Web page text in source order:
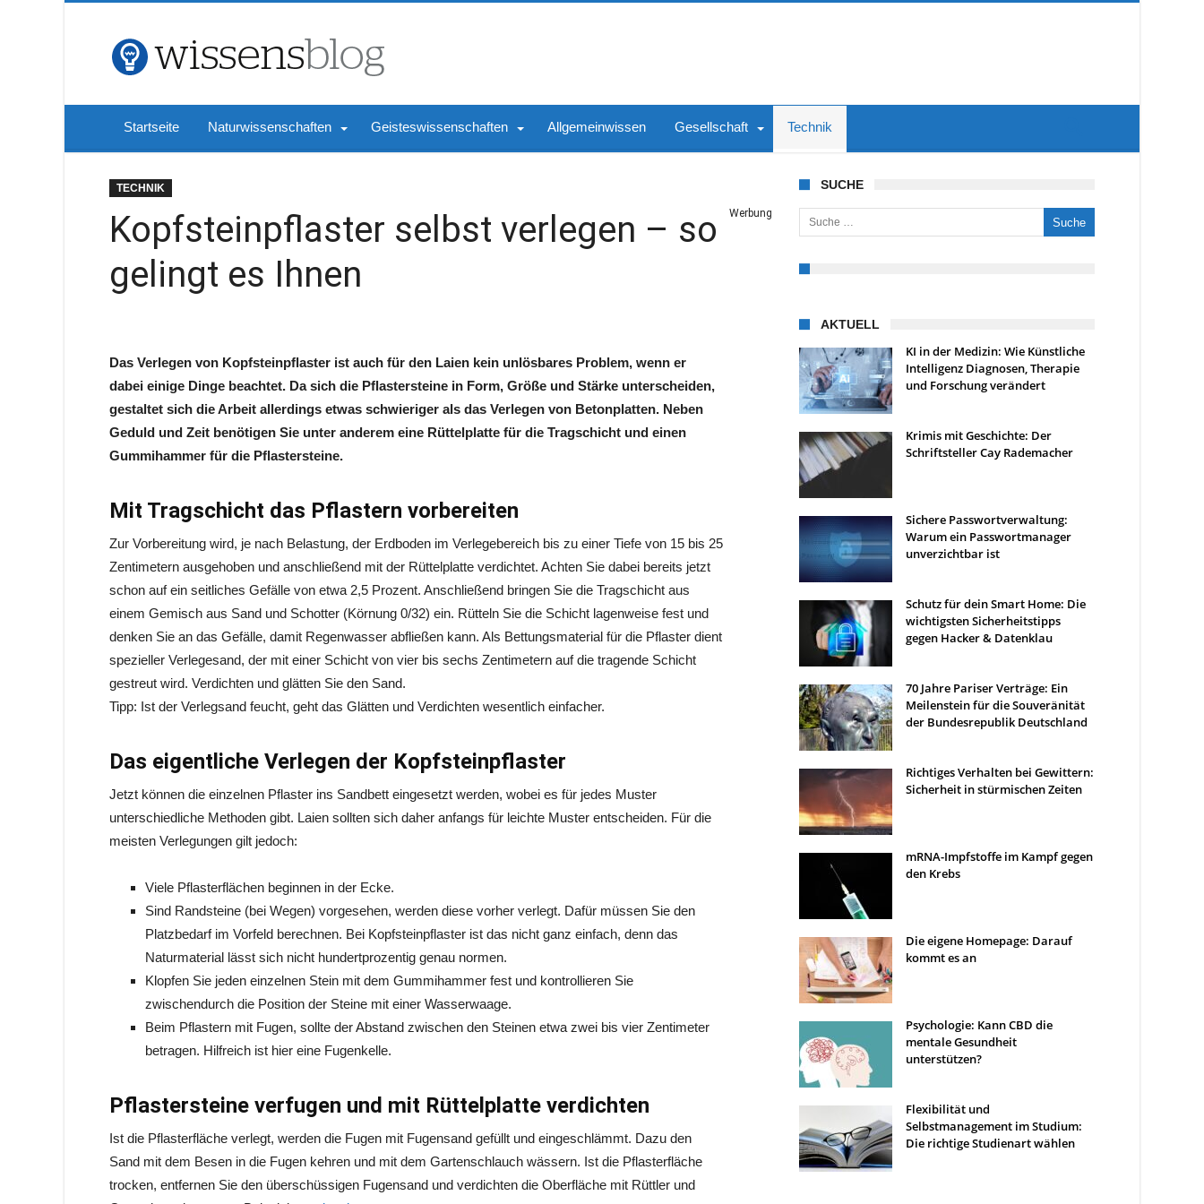
Startseite Naturwissenschaften Geisteswissenschaften Allgemeinwissen Gesellschaft Technik
TECHNIK
Kopfsteinpflaster selbst verlegen – so
gelingt es Ihnen
Werbung
Das Verlegen von Kopfsteinpflaster ist auch für den Laien kein unlösbares Problem, wenn er
dabei einige Dinge beachtet. Da sich die Pflastersteine in Form, Größe und Stärke unterscheiden,
gestaltet sich die Arbeit allerdings etwas schwieriger als das Verlegen von Betonplatten. Neben
Geduld und Zeit benötigen Sie unter anderem eine Rüttelplatte für die Tragschicht und einen
Gummihammer für die Pflastersteine.
Mit Tragschicht das Pflastern vorbereiten
Zur Vorbereitung wird, je nach Belastung, der Erdboden im Verlegebereich bis zu einer Tiefe von 15 bis 25
Zentimetern ausgehoben und anschließend mit der Rüttelplatte verdichtet. Achten Sie dabei bereits jetzt
schon auf ein seitliches Gefälle von etwa 2,5 Prozent. Anschließend bringen Sie die Tragschicht aus
einem Gemisch aus Sand und Schotter (Körnung 0/32) ein. Rütteln Sie die Schicht lagenweise fest und
denken Sie an das Gefälle, damit Regenwasser abfließen kann. Als Bettungsmaterial für die Pflaster dient
spezieller Verlegesand, der mit einer Schicht von vier bis sechs Zentimetern auf die tragende Schicht
gestreut wird. Verdichten und glätten Sie den Sand.
Tipp: Ist der Verlegsand feucht, geht das Glätten und Verdichten wesentlich einfacher.
Das eigentliche Verlegen der Kopfsteinpflaster
Jetzt können die einzelnen Pflaster ins Sandbett eingesetzt werden, wobei es für jedes Muster
unterschiedliche Methoden gibt. Laien sollten sich daher anfangs für leichte Muster entscheiden. Für die
meisten Verlegungen gilt jedoch:
Viele Pflasterflächen beginnen in der Ecke.
Sind Randsteine (bei Wegen) vorgesehen, werden diese vorher verlegt. Dafür müssen Sie den
Platzbedarf im Vorfeld berechnen. Bei Kopfsteinpflaster ist das nicht ganz einfach, denn das
Naturmaterial lässt sich nicht hundertprozentig genau normen.
Klopfen Sie jeden einzelnen Stein mit dem Gummihammer fest und kontrollieren Sie
zwischendurch die Position der Steine mit einer Wasserwaage.
Beim Pflastern mit Fugen, sollte der Abstand zwischen den Steinen etwa zwei bis vier Zentimeter
betragen. Hilfreich ist hier eine Fugenkelle.
Pflastersteine verfugen und mit Rüttelplatte verdichten
Ist die Pflasterfläche verlegt, werden die Fugen mit Fugensand gefüllt und eingeschlämmt. Dazu den
Sand mit dem Besen in die Fugen kehren und mit dem Gartenschlauch wässern. Ist die Pflasterfläche
trocken, entfernen Sie den überschüssigen Fugensand und verdichten die Oberfläche mit Rüttler und
SUCHE
Suche nach:
AKTUELL
KI in der Medizin: Wie Künstliche
Intelligenz Diagnosen, Therapie
und Forschung verändert
Krimis mit Geschichte: Der
Schriftsteller Cay Rademacher
Sichere Passwortverwaltung:
Warum ein Passwortmanager
unverzichtbar ist
Schutz für dein Smart Home: Die
wichtigsten Sicherheitstipps
gegen Hacker & Datenklau
70 Jahre Pariser Verträge: Ein
Meilenstein für die Souveränität
der Bundesrepublik Deutschland
Richtiges Verhalten bei Gewittern:
Sicherheit in stürmischen Zeiten
mRNA-Impfstoffe im Kampf gegen
den Krebs
Die eigene Homepage: Darauf
kommt es an
Psychologie: Kann CBD die
mentale Gesundheit
unterstützen?
Flexibilität und
Selbstmanagement im Studium:
Die richtige Studienart wählen